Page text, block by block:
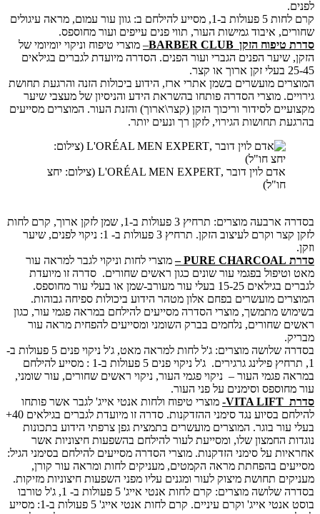
קרם לחות 5 פעולות ב-1, מסייע להילחם ב: גוון עור עמום, מראה עיגולים
איבוד גמישות העור, תווי פנים עייפים ועור מחוספס.
הזקןBARBER CLUB
–מוצרי טיפוח וניקוי יומיומי של
הפנים הגברי ועור הפנים. הסדרה מיועדת לגברים בגילאים
מועשרים בשמן אתרי ארז, הידוע ביכולות הזנה והרגעת תחושת
מוצרי הסדרה פותחו בהשראת הידע והניסיון של מעצבי שיער
לסידור וריכוך הזקן (קצר\ארוך) והזנת העור. המוצרים מסייעים
תחושות הגירוי, לזקן רך ונעים יותר.
אדם לוין דובר ,L'ORÉAL MEN EXPERT (צילום: יחצ
בסדרה ארבעה מוצרים: תרחיץ 3 פעולות ב-1, שמן לזקן ארוך, קרם לחות
לזקן קצר וקרם לעיצוב הזקן. תרחיץ 3 פעולות ב- 1: ניקוי לפנים, שיער
מוצרי לחות וניקוי לגבר למראה עור
בפגמי עור שונים כגון ראשים שחורים. סדרה זו מיועדת
לגברים בגילאים 15-25 בעלי עור מעורב-שמן או בעלי עור מחוספס.
מועשרים בפחם אלון מטהר הידוע ביכולות ספיחה גבוהות.
מתמשך, מוצרי הסדרה מסייעים להילחם במראה פגמי עור, כגון
שחורים, נלחמים בברק השומני ומסייעים להפחית מראה עור
בסדרה שלושה מוצרים: ג'ל לחות למראה מאט, ג'ל ניקוי פנים 5 פעולות ב-
1, תרחיץ פילינג גרגירים. ג'ל ניקוי פנים 5 פעולות ב-1 : מסייע להילחם
פגמי העור – ניקוי פגמי העור, ניקוי ראשים שחורים, עור שומני,
וסימנים על פני העור.
מוצרי טיפוח ולחות אנטי אייג' לגבר אשר פותחו
להילחם בסיוע נגד סימני ההזדקנות. סדרה זו מיועדת לגברים בגילאים 40+
בוגר. המוצרים מועשרים בתמצית גפן צרפתי הידוע בתכונות
החמצון שלו, ומסייעת לעור להילחם בהשפעות חיצוניות אשר
על סימני הזדקנות. מוצרי הסדרה מסייעים להילחם בסימני הגיל:
בהפחתת מראה הקמטים, מעניקים לחות ומראה עור קורן,
תחושת מיצוק לעור ומגנים עליו מפני השפעות חיצוניות מזיקות.
בסדרה שלושה מוצרים: קרם לחות אנטי אייג' 5 פעולות ב- 1, ג'ל טורבו
בוסט אנטי אייג' וקרם עיניים. קרם לחות אנטי אייג' 5 פעולות ב-1: מסייע